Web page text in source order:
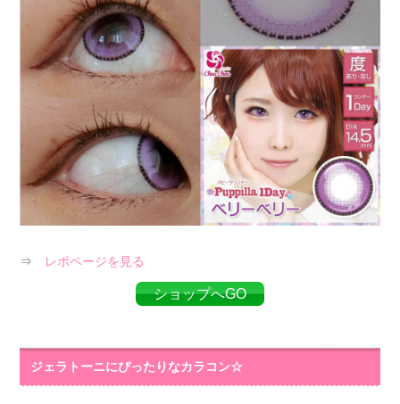
⇒ レポページを見る
ショップへGO
ジェラトーニにぴったりなカラコン☆